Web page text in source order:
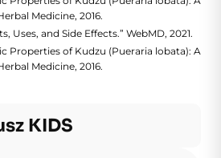
Medicine, 2016.
Uses, and Side Effects.” WebMD, 2021.
Properties of Kudzu (Pueraria lobata): A
Medicine, 2016.
KIDS